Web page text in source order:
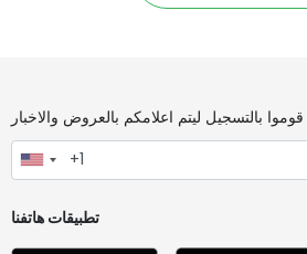
قوموا بالتسجيل ليتم اعلامكم بالعروض والاخبار
تطبيقات هاتفنا